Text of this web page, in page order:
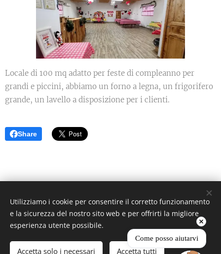
Locale di 100 mq adatto per feste di compleanno per
grandi e piccini, abbiamo un forno a legna, un frigorifero
grande, un lavello a disposizione per i clienti.
Share
RAGGIO DI SOLE di Montalto A. e C. S.n.C. Società Agricola
P.iva 00874810500
Cin: IT050031B5EXIT4846
Coltivati con amore dal 1984
Creato con Webnode Cookies
Utilizziamo i cookie per consentire il corretto funzionamento
e la sicurezza del nostro sito web e per offrirti la migliore
esperienza utente possibile.
Accetta solo i necessari Accetta tutti
Come posso aiutarvi